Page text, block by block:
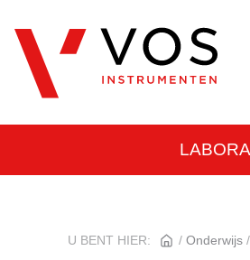
U BENT HIER: Onderwijs